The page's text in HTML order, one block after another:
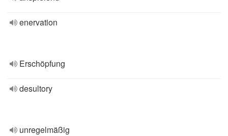
enervation
Erschöpfung
desultory
unregelmäßig